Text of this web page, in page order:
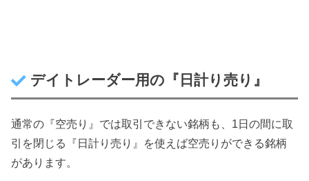
デイトレーダー用の『日計り売り』
通常の『空売り』では取引できない銘柄も、1日の間に取
引を閉じる『日計り売り』を使えば空売りができる銘柄
があります。